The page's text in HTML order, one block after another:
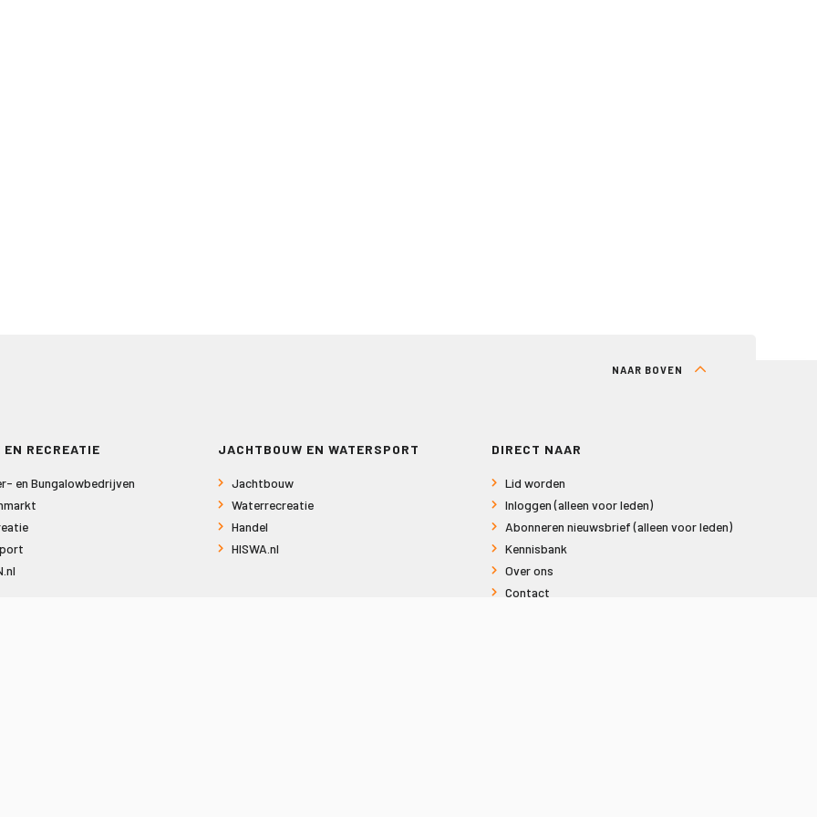
NAAR BOVEN
EN RECREATIE
en Bungalowbedrijven
JACHTBOUW EN WATERSPORT
Jachtbouw
Waterrecreatie
Handel
HISWA.nl
DIRECT NAAR
Lid worden
Inloggen (alleen voor leden)
Abonneren nieuwsbrief (alleen voor leden)
Kennisbank
Over ons
Contact